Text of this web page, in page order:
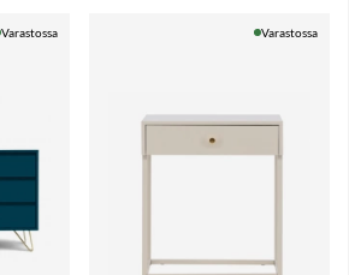
Varastossa Varastossa